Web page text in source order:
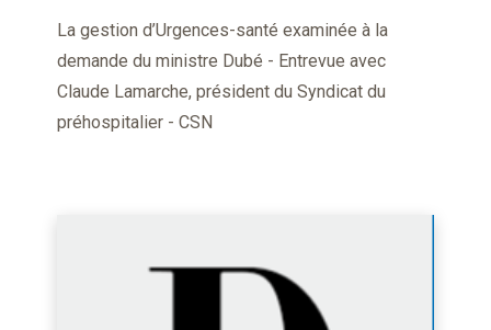
La gestion d’Urgences-santé examinée à la
demande du ministre Dubé - Entrevue avec
Claude Lamarche, président du Syndicat du
préhospitalier - CSN